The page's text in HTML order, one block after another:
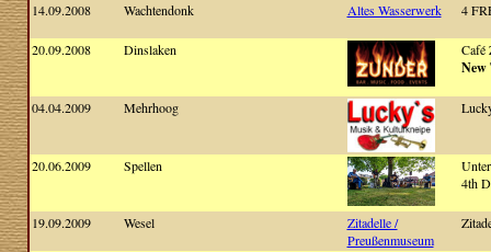
14.09.2008
Wachtendonk Altes Wasserwerk 4
20.09.2008 Dinslaken Café
New
04.04.2009 Mehrhoog
20.06.2009 Spellen
4th
19.09.2009 Wesel
Zitadelle /
Preußenmuseum